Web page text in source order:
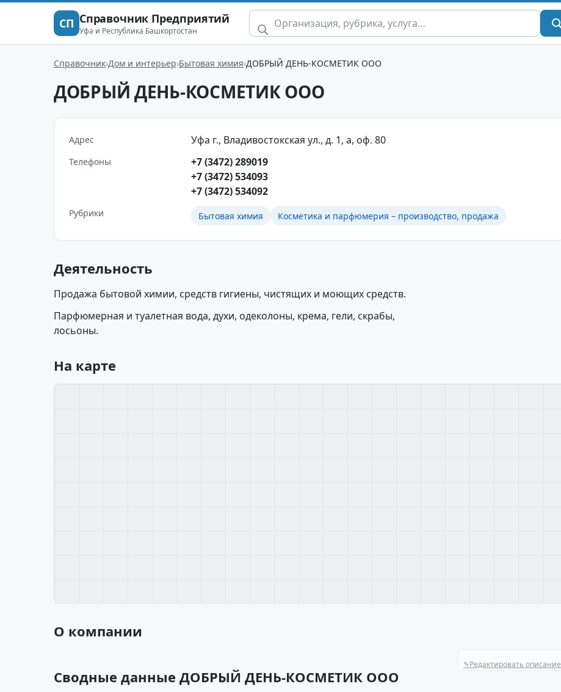
СП Справочник Предприятий
Уфа и Республика Башкортостан
Справочник Дом и интерьер Бытовая химия ДОБРЫЙ ДЕНЬ-КОСМЕТИК ООО
ДОБРЫЙ ДЕНЬ-КОСМЕТИК ООО
Адрес Уфа г., Владивостокская ул., д. 1, а, оф. 80
Телефоны
+7 (3472) 289019
+7 (3472) 534093
+7 (3472) 534092
Рубрики Бытовая химия Косметика и парфюмерия – производство, продажа
Деятельность
Продажа бытовой химии, средств гигиены, чистящих и моющих средств.
Парфюмерная и туалетная вода, духи, одеколоны, крема, гели, скрабы,
лосьоны.
На карте
О компании
✎Редактировать описание
Сводные данные ДОБРЫЙ ДЕНЬ-КОСМЕТИК ООО